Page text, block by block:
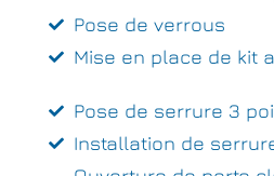
Pose de verrous
Mise en place de kit
Pose de serrure 3
Installation de